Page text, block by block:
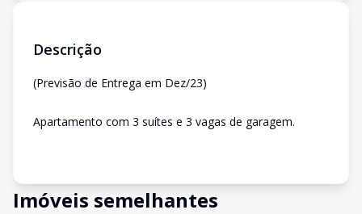
Descrição
(Previsão de Entrega em Dez/23)
Apartamento com 3 suítes e 3 vagas de garagem.
Imóveis semelhantes